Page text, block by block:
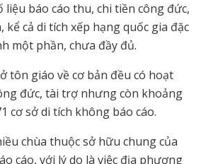
báo cáo thu, chi tiền công đức,
kể cả di tích xếp hạng quốc gia đặc
một phần, chưa đầy đủ.
tôn giáo về cơ bản đều có hoạt
đức, tài trợ nhưng còn khoảng
cơ sở di tích không báo cáo.
chùa thuộc sở hữu chung của
cáo, với lý do là việc địa phương